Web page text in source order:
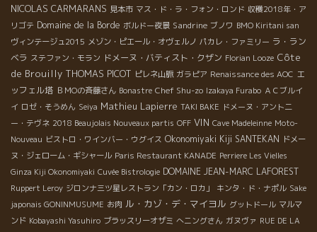
NICOLAS CARMARANS 見本市 マス・ド・ラ・フォン・ロンド 収穫2018年・ア
リゴテ Domaine de la Borde ボルドー夜景 Sandrine ブノワ BMO Kiritani san
ヴィンテージュ2015 メゾン・ピエール・オヴェルノ パカレ・ファミリー ラ・ラン
ベラ ステファン・モラン ドメーヌ・バティスト・クザン Florian Looze Côte
de Brouilly THOMAS PICOT ピレネ山脈 ガラピア Renaissance des AOC エ
ッフェル塔 ＢＭОの斉藤さん Bonastre Chef Shu-zo Izakaya Furabo ＡＣブルイ
イ ロゼ・そうめん Seiya Mathieu Lapierre TAKI BAKE ドメーヌ・アント二
ー・テヴネ 2018 Beaujolais Nouveaux partis OFF VIN Cave Madeleinne Moto-
Nouveau ビストロ・ワインバー・ウグイス Okonomiyaki Kiji SANTEKAN ドメー
ヌ・ジェローム・ギシャール Paris Restaurant KANADE Perriere Les Vielles
Ginza Kiji Okonomiyaki Cuvée Bistrologie DOMAINE JEAN-MARC LAFOREST
Ruppert Leroy ジロンナ三ツ星レストラン「カン・ロカ」 キンタ・ド・ナポル Sake
japonais GONINMUSUME お肉 ル・カゾ・デ・マイヨル グットドール マルマ
ンド Kobayashi Yasuhiro ブラッスリーオザミ へニングさん ガヌヴァ RUE DE LA